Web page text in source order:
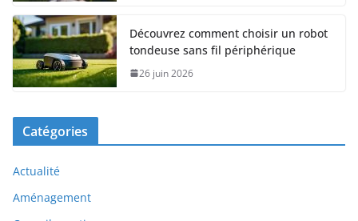
Découvrez comment choisir un robot
tondeuse sans fil périphérique
26 juin 2026
Catégories
Actualité
Aménagement